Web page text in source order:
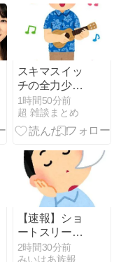
と………でき
た！」
スキマスイッ
チの全力少年
とかいう曲ｗ
ｗｗ
1時間50分前
超 雑談まとめ
【速報】ショ
ートスリーパ
ー堀大輔さ
2時間30分前
みいはあ族報